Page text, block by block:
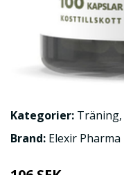
Kategorier: Träning,
Brand: Elexir Pharma